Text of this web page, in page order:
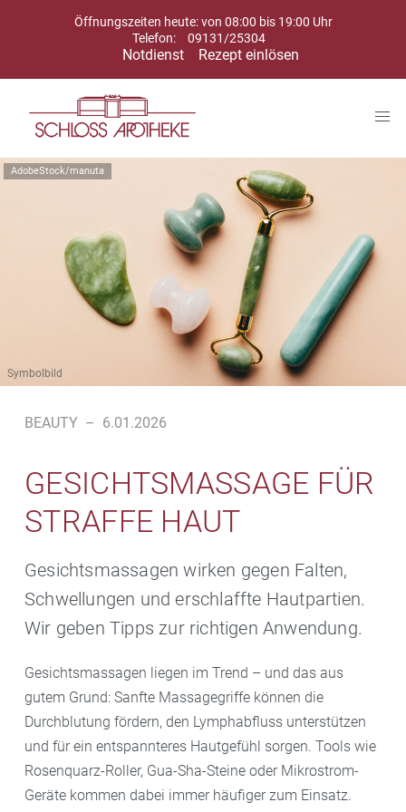
Öffnungszeiten heute: von 08:00 bis 19:00 Uhr
Telefon:
09131/25304
Notdienst Rezept einlösen
AdobeStock/manuta
Symbolbild
BEAUTY – 6.01.2026
GESICHTSMASSAGE FÜR
STRAFFE HAUT
Gesichtsmassagen wirken gegen Falten,
Schwellungen und erschlaffte Hautpartien.
Wir geben Tipps zur richtigen Anwendung.
Gesichtsmassagen liegen im Trend – und das aus
gutem Grund: Sanfte Massagegriffe können die
Durchblutung fördern, den Lymphabfluss unterstützen
und für ein entspannteres Hautgefühl sorgen. Tools wie
Rosenquarz-Roller, Gua-Sha-Steine oder Mikrostrom-
Geräte kommen dabei immer häufiger zum Einsatz.